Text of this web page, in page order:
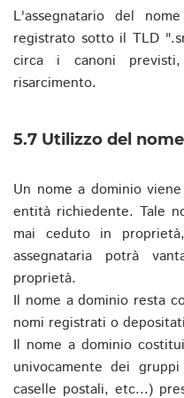
L'assegnatario del
registrato sotto il TLD
circa i canoni
risarcimento.
5.7 Utilizzo del
Un nome a dominio
entità richiedente. Tale
mai ceduto in
assegnataria potrà
proprietà.
Il nome a dominio resta
nomi registrati o
Il nome a dominio
univocamente dei
caselle postali, etc...)